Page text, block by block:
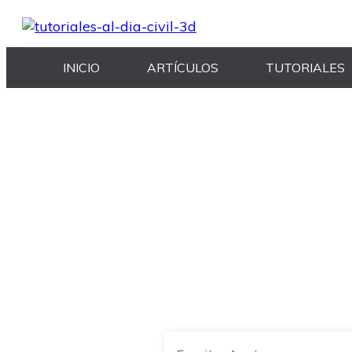
INICIO ARTÍCULOS TUTORIALES